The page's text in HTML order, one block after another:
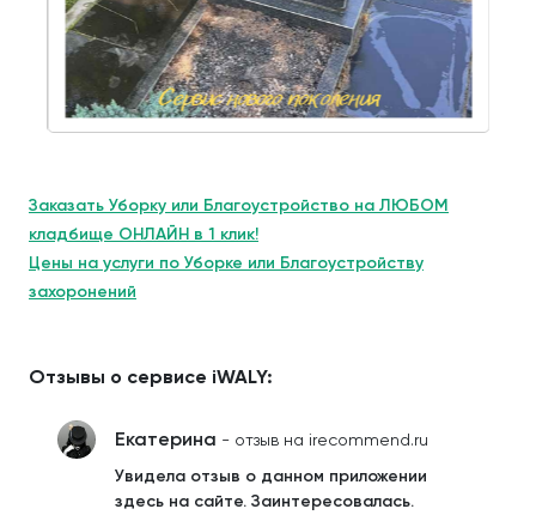
Заказать Уборку или Благоустройство на ЛЮБОМ
кладбище ОНЛАЙН в 1 клик!
Цены на услуги по Уборке или Благоустройству
захоронений
Отзывы о сервисе iWALY:
Екатерина - отзыв на irecommend.ru
Увидела отзыв о данном приложении
здесь на сайте. Заинтересовалась.